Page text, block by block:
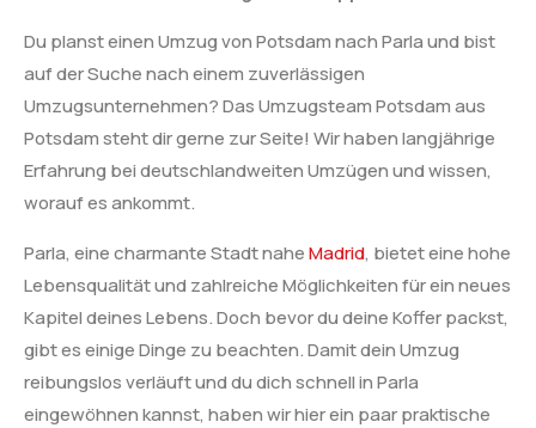
Du planst einen Umzug von Potsdam nach Parla und bist
auf der Suche nach einem zuverlässigen
Umzugsunternehmen? Das Umzugsteam Potsdam aus
Potsdam steht dir gerne zur Seite! Wir haben langjährige
Erfahrung bei deutschlandweiten Umzügen und wissen,
worauf es ankommt.
Parla, eine charmante Stadt naheMadrid, bietet eine hohe
Lebensqualität und zahlreiche Möglichkeiten für ein neues
Kapitel deines Lebens. Doch bevor du deine Koffer packst,
gibt es einige Dinge zu beachten. Damit dein Umzug
reibungslos verläuft und du dich schnell in Parla
eingewöhnen kannst, haben wir hier ein paar praktische